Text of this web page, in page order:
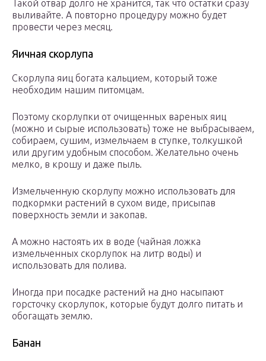
Такой отвар долго не хранится, так что остатки сразу
выливайте. А повторно процедуру можно будет
провести через месяц.
Яичная скорлупа
Скорлупа яиц богата кальцием, который тоже
необходим нашим питомцам.
Поэтому скорлупки от очищенных вареных яиц
(можно и сырые использовать) тоже не выбрасываем,
собираем, сушим, измельчаем в ступке, толкушкой
или другим удобным способом. Желательно очень
мелко, в крошу и даже пыль.
Измельченную скорлупу можно использовать для
подкормки растений в сухом виде, присыпав
поверхность земли и закопав.
А можно настоять их в воде (чайная ложка
измельченных скорлупок на литр воды) и
использовать для полива.
Иногда при посадке растений на дно насыпают
горсточку скорлупок, которые будут долго питать и
обогащать землю.
Банан